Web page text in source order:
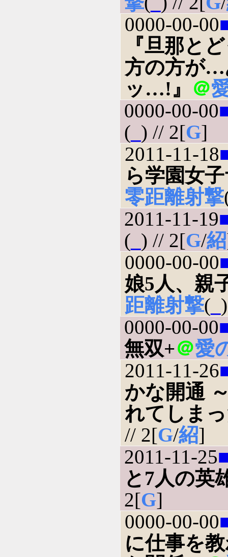
0000-00-00
『旦那と
方の方が…
ッ…!』
＠
0000-00-00
( ) // 2[G]
2011-11-18
ら学園女
零距離射撃
2011-11-19
( ) // 2[G/紹
0000-00-00
娘5人、親
距離射撃(
0000-00-00
無双+＠愛
2011-11-26
かな開通
れてしま
// 2[G/紹]
2011-11-25
と7人の英
2[G]
0000-00-00
に仕事を